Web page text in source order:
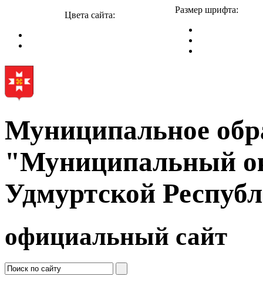
Цвета сайта:
Размер шрифта:
Муниципальное
"Муниципальный
Удмуртской
официальный сайт